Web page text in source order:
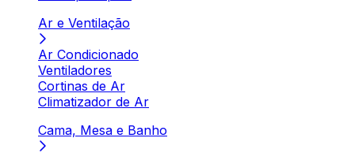
Ar e Ventilação
Ar Condicionado
Ventiladores
Cortinas de Ar
Climatizador de Ar
Cama, Mesa e Banho